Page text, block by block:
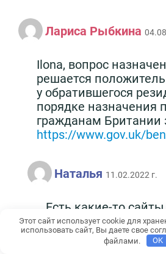
Лариса Рыбкина
Ilona, вопрос
решается
у обратившегося
порядке назначения
гражданам Британии
https://www.gov.uk/
Наталья 11.02.2022 г.
Есть какие-то
напрямую задавать
пособии?
Этот сайт использует cookie для
использовать сайт, Вы даете свое
файлами.
OK